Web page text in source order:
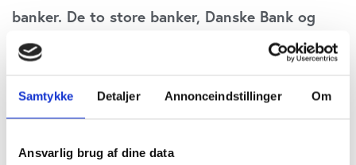
Samtykke Detaljer Annonceindstillinger Om
Ansvarlig brug af dine data
banker. De to store banker, Danske Bank og
Jyske Bank, klarer sig klart bedre end resten,
med Nordfyns Bank og Vestjysk Bank næst i
rækken. Spar Nords aktiekurs havde nok stået
overfor en synlig afstraffelse, havde det ikke